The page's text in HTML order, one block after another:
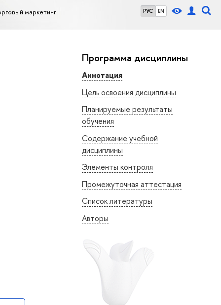
РУС EN
маркетинг
Программа дисциплины
Аннотация
Цель освоения дисциплины
Планируемые результаты
обучения
Содержание учебной
дисциплины
Элементы контроля
Промежуточная аттестация
Список литературы
Авторы